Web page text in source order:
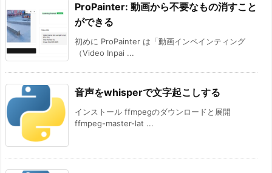
ProPainter: 動画から不要なもの消すこと
ができる
初めに ProPainter は「動画インペインティング
（Video Inpai ...
音声をwhisperで文字起こしする
インストール ffmpegのダウンロードと展開
ffmpeg-master-lat ...